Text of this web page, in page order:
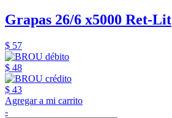
Grapas 26/6 x5000 Ret-Lit
$ 57
$ 48
$ 43
Agregar a mi carrito
-